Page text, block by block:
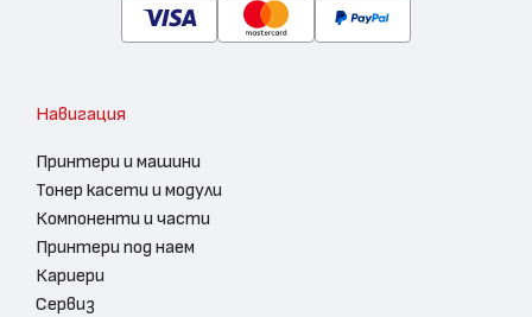
Навигация
Принтери и машини
Тонер касети и модули
Компоненти и части
Принтери под наем
Кариери
Сервиз